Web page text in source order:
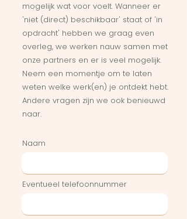
mogelijk wat voor voelt. Wanneer er
'niet (direct) beschikbaar' staat of 'in
opdracht' hebben we graag even
overleg, we werken nauw samen met
onze partners en er is veel mogelijk.
Neem een momentje om te laten
weten welke werk(en) je ontdekt hebt.
Andere vragen zijn we ook benieuwd
naar.
Naam
Eventueel telefoonnummer